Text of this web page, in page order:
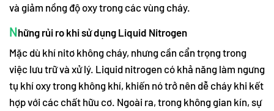
và giảm nồng độ oxy trong các vùng cháy.
Những rủi ro khi sử dụng Liquid Nitrogen
Mặc dù khí nitơ không cháy, nhưng cần cẩn trọng trong
việc lưu trữ và xử lý. Liquid nitrogen có khả năng làm ngưng
tụ khí oxy trong không khí, khiến nó trở nên dễ cháy khi kết
hợp với các chất hữu cơ. Ngoài ra, trong không gian kín, sự